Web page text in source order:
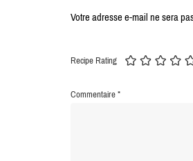
Votre adresse e-mail ne sera
Recipe Rating
Commentaire*